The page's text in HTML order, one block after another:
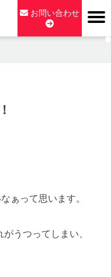
お問い合わせ
ぁって思います。
うつってしまい、